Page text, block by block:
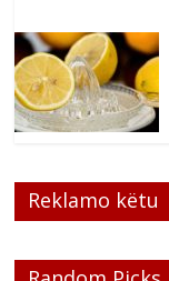
Reklamo këtu